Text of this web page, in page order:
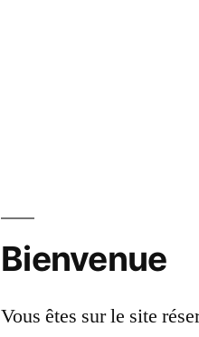
Bienvenue
Vous êtes sur le site